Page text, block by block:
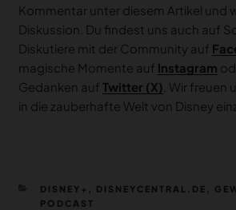
Kommentar unter diesem Artikel und
Diskussion. Du findest uns auch auf
Diskutiere mit der Community auf
magische Momente auf Instagram
Gedanken auf Twitter (X) . Wir freuen
in die zauberhafte Welt von Disney
KATEGORIEN
DISNEY+ DISNEYCENTRAL.DE
PODCAST